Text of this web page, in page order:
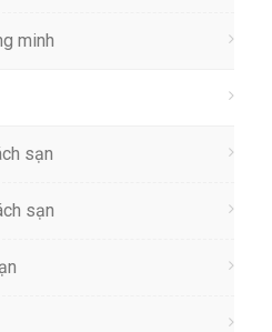
minh
sạn
sạn